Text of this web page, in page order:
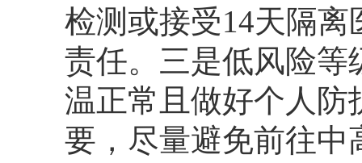
检测或接受14天隔
责任。三是低风险等
温正常且做好个人防
要，尽量避免前往中